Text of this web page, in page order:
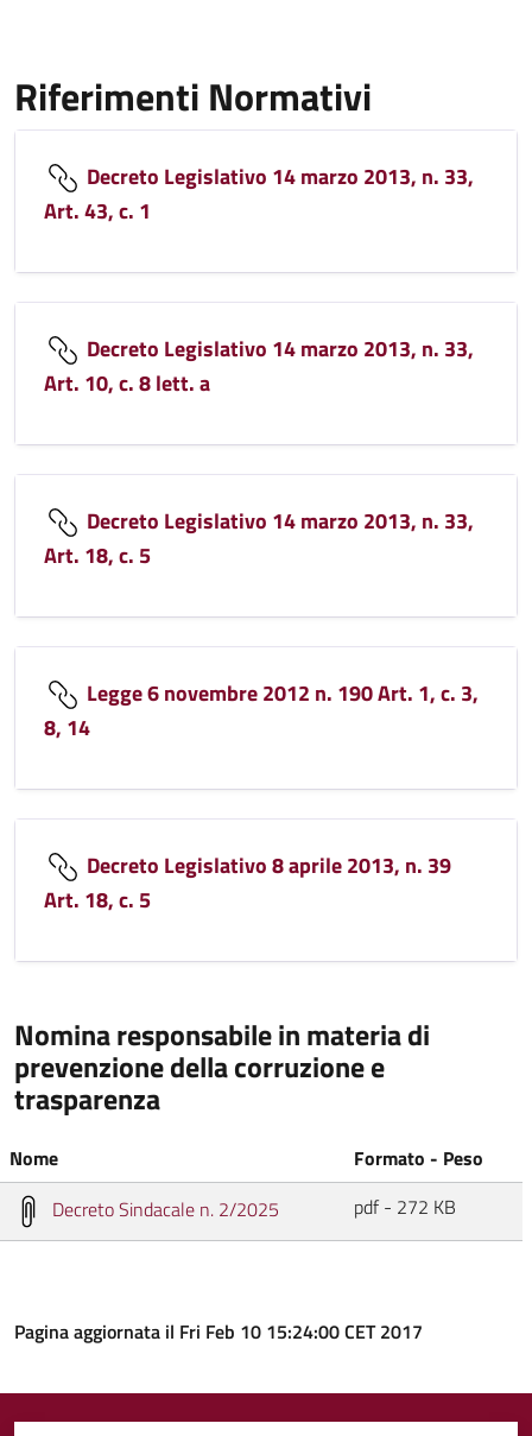
Riferimenti Normativi
Decreto Legislativo 14 marzo 2013, n. 33,
Art. 43, c. 1
Decreto Legislativo 14 marzo 2013, n. 33,
Art. 10, c. 8 lett. a
Decreto Legislativo 14 marzo 2013, n. 33,
Art. 18, c. 5
Legge 6 novembre 2012 n. 190 Art. 1, c. 3,
8, 14
Decreto Legislativo 8 aprile 2013, n. 39
Art. 18, c. 5
Nomina responsabile in materia di
prevenzione della corruzione e
trasparenza
Nome
Formato - Peso
Decreto Sindacale n. 2/2025
pdf - 272 KB
Pagina aggiornata il Fri Feb 10 15:24:00 CET 2017